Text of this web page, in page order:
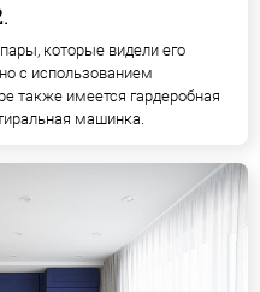
которые видели его
с использованием
также имеется гардеробная
машинка.